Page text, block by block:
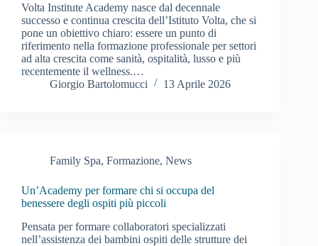
Volta Institute Academy nasce dal decennale
successo e continua crescita dell’Istituto Volta, che si
pone un obiettivo chiaro: essere un punto di
riferimento nella formazione professionale per settori
ad alta crescita come sanità, ospitalità, lusso e più
recentemente il wellness.…
Giorgio Bartolomucci
13 Aprile 2026
Family Spa, Formazione, News
Un’Academy per formare chi si occupa del
benessere degli ospiti più piccoli
Pensata per formare collaboratori specializzati
nell’assistenza dei bambini ospiti delle strutture dei